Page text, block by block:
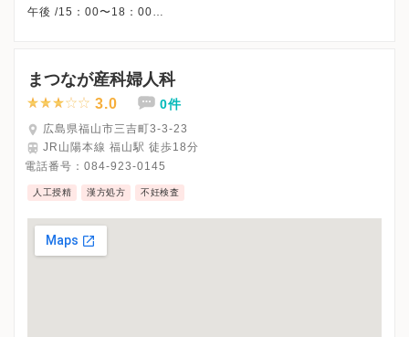
午後 /15：00〜18：00
まつなが産科婦人科
3.0 0件
広島県福山市三吉町3-3-23
JR山陽本線 福山駅 徒歩18分
電話番号： 084-923-0145
人工授精 漢方処方 不妊検査